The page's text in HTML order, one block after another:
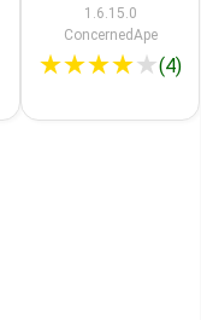
1.6.15.0
ConcernedApe
★★★★★(4)